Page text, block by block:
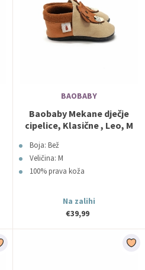
BAOBABY
Baobaby Mekane dječje
cipelice, Klasične , Leo, M
Boja: Bež
Veličina: M
100% prava koža
Na zalihi
€39,99